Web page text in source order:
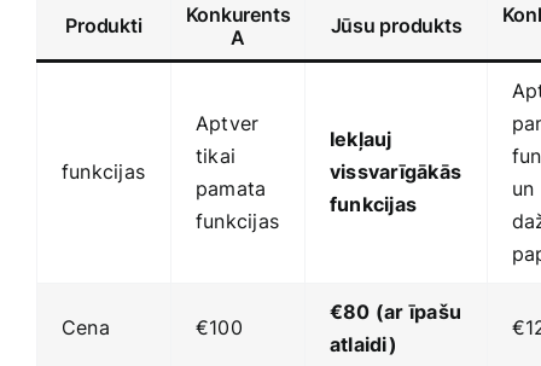
Produkti
Konkurents
A
Jūsu produkts
funkcijas
Aptver
tikai
pamata
funkcijas
Iekļauj
vissvarīgākās
‌funkcijas
un
Cena €100
€80 (ar īpašu
​atlaidi)